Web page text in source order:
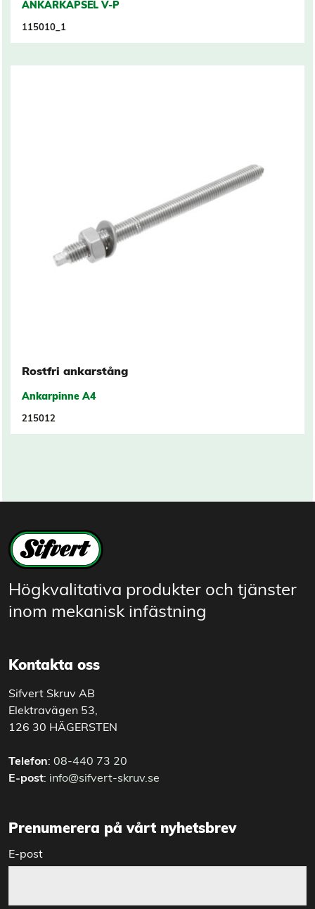
ANKARKAPSEL V-P
115010_1
Rostfri ankarstång
Ankarpinne A4
215012
Högkvalitativa produkter och tjänster
inom mekanisk infästning
Kontakta oss
Sifvert Skruv AB
Elektravägen 53,
126 30 HÄGERSTEN
Telefon: 08-440 73 20
E-post: info@sifvert-skruv.se
Prenumerera på vårt nyhetsbrev
E-post